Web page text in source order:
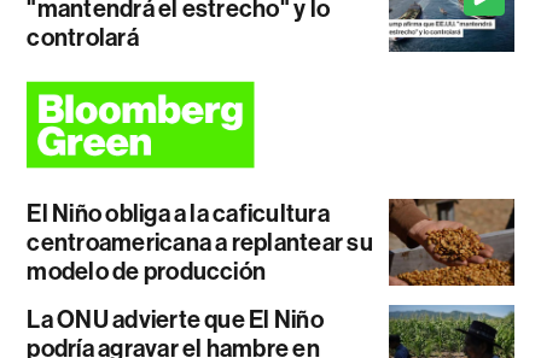
"mantendrá el estrecho" y lo
controlará
El Niño obliga a la caficultura
centroamericana a replantear su
modelo de producción
La ONU advierte que El Niño
podría agravar el hambre en